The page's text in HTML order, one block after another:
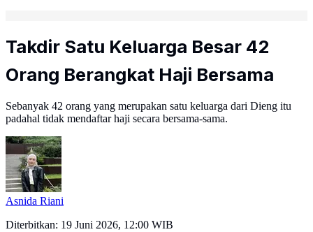
Takdir Satu Keluarga Besar 42
Orang Berangkat Haji Bersama
Sebanyak 42 orang yang merupakan satu keluarga dari Dieng itu
padahal tidak mendaftar haji secara bersama-sama.
Asnida Riani
Diterbitkan: 19 Juni 2026, 12:00 WIB